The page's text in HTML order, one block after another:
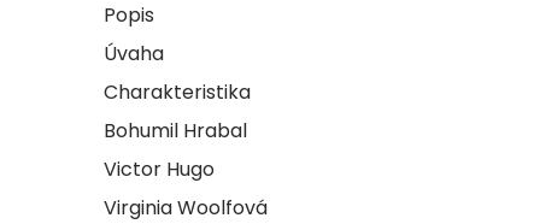
Popis
Úvaha
Charakteristika
Bohumil Hrabal
Victor Hugo
Virginia Woolfová